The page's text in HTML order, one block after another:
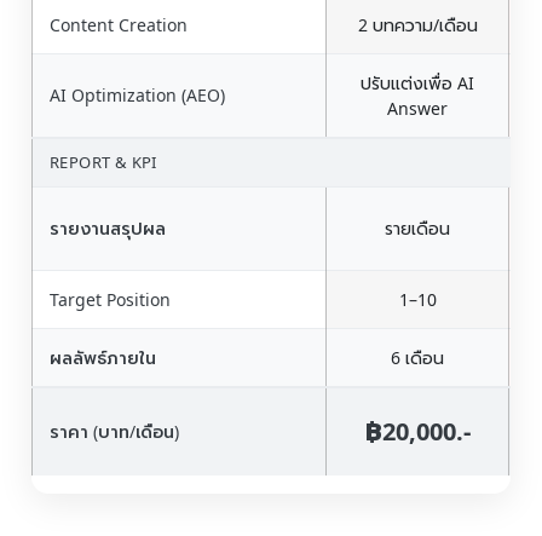
Content Creation 2 บทความ/เดือน
AI Optimization (AEO)
ปรับแต่งเพื่อ AI
Answer
REPORT & KPI
รายงานสรุปผล รายเดือน
Target Position 1–10
ผลลัพธ์ภายใน 6 เดือน
ราคา (บาท/เดือน) ฿20,000.-